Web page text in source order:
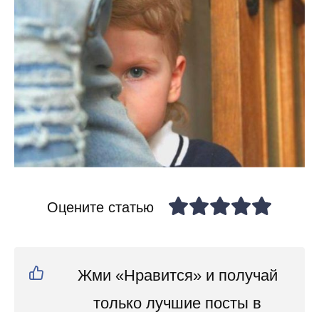
Оцените статью
Жми «Нравится» и получай
только лучшие посты в